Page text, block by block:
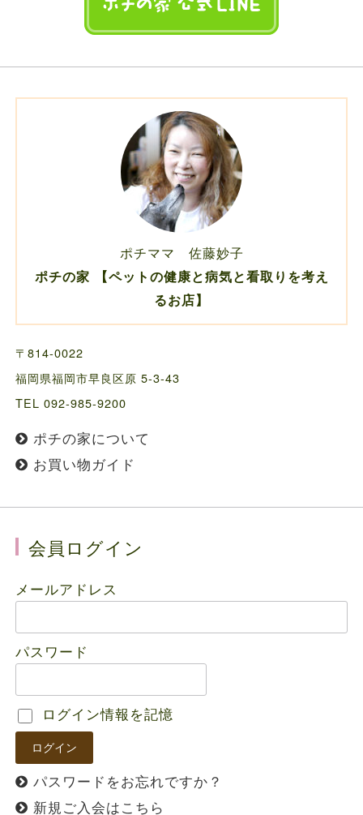
ポチママ 佐藤妙子
ポチの家 【ペットの健康と病気と看取りを考え
るお店】
〒814-0022
福岡県福岡市早良区原 5-3-43
TEL 092-985-9200
ポチの家について
お買い物ガイド
会員ログイン
メールアドレス
パスワード
ログイン情報を記憶
パスワードをお忘れですか？
新規ご入会はこちら